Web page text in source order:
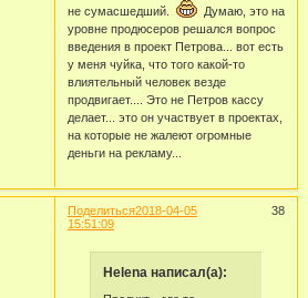
не сумасшедший.
Думаю, это на
уровне продюсеров решался вопрос
введения в проект Петрова... вот есть
у меня чуйка, что того какой-то
влиятельный человек везде
продвигает.... Это не Петров кассу
делает... это он участвует в проектах,
на которые не жалеют огромные
деньги на рекламу...
Поделиться 38
2018-04-05
15:51:09
Helena написал(а):